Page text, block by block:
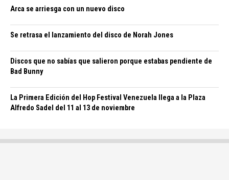
Arca se arriesga con un nuevo disco
Se retrasa el lanzamiento del disco de Norah Jones
Discos que no sabías que salieron porque estabas pendiente de
Bad Bunny
La Primera Edición del Hop Festival Venezuela llega a la Plaza
Alfredo Sadel del 11 al 13 de noviembre